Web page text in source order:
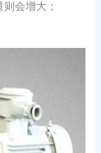
会增大；